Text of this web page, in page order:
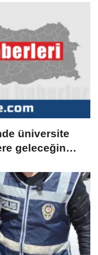
üniversite
geleceğin